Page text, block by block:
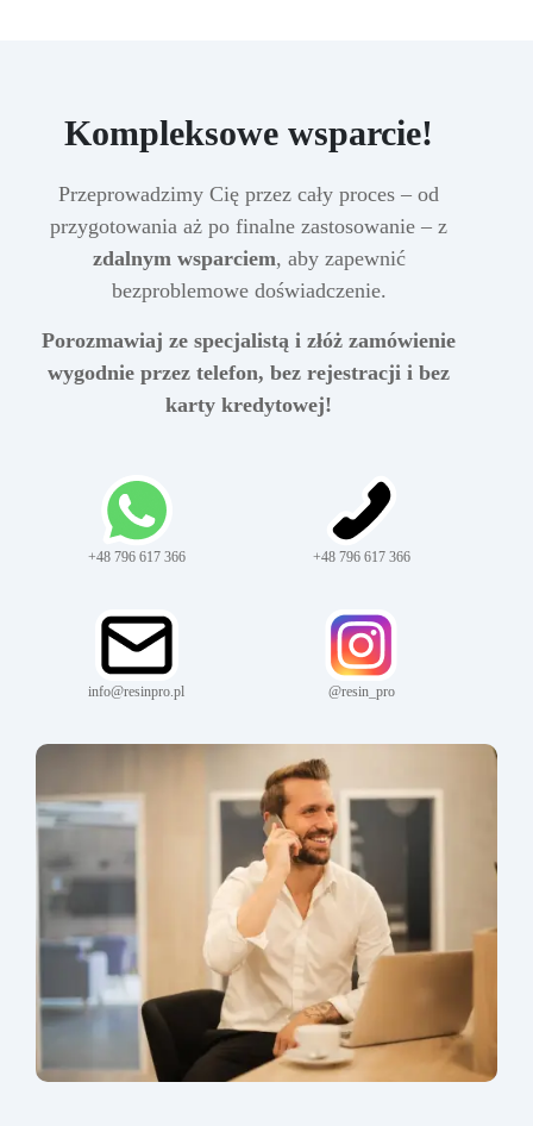
Kompleksowe wsparcie!
Przeprowadzimy Cię przez cały proces – od
przygotowania aż po finalne zastosowanie – z
zdalnym wsparciem, aby zapewnić
bezproblemowe doświadczenie.
Porozmawiaj ze specjalistą i złóż zamówienie
wygodnie przez telefon, bez rejestracji i bez
karty kredytowej!
+48 796 617 366 +48 796 617 366
info@resinpro.pl @resin_pro